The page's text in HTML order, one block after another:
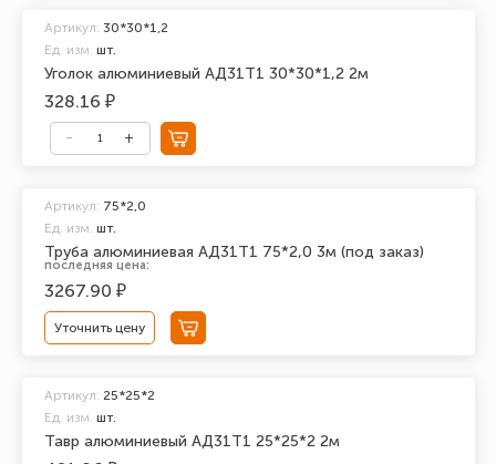
Уголок алюминиевый АД31Т1 30*30*1,2 2м
Артикул: 30*30*1,2
Ед. изм. шт.
328.16 ₽
Труба алюминиевая АД31Т1 75*2,0 3м (под заказ)
Артикул: 75*2,0
Ед. изм. шт.
последняя цена:
3267.90 ₽
Уточнить цену
Тавр алюминиевый АД31Т1 25*25*2 2м
Артикул: 25*25*2
Ед. изм. шт.